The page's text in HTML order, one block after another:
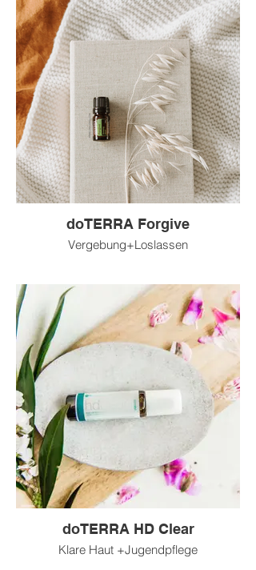
doTERRA Forgive
Vergebung+Loslassen
doTERRA HD Clear
Klare Haut +Jugendpflege